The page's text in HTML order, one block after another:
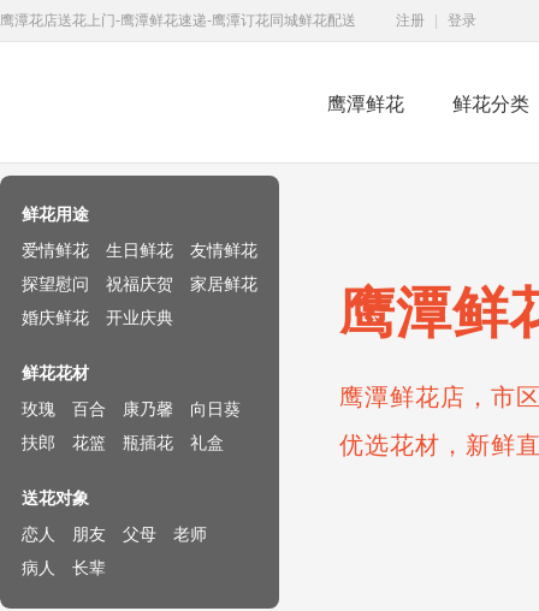
鹰潭花店送花上门-鹰潭鲜花速递-鹰潭订花同城鲜花配送 注册 登录
鹰潭鲜花 鲜花分类
鹰潭鲜
鹰潭鲜花店，市
优选花材，新鲜
鲜花用途
爱情鲜花
生日鲜花
友情鲜花
探望慰问
祝福庆贺
家居鲜花
婚庆鲜花
开业庆典
鲜花花材
玫瑰
百合 康乃馨
向日葵
扶郎
花篮 瓶插花 礼盒
送花对象
恋人
朋友 父母
老师
病人
长辈